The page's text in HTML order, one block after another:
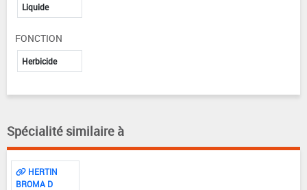
Liquide
FONCTION
Herbicide
Spécialité similaire à
HERTIN
BROMA D